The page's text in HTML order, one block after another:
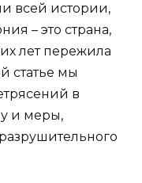
всей истории,
– это страна,
лет пережила
статье мы
в
и меры,